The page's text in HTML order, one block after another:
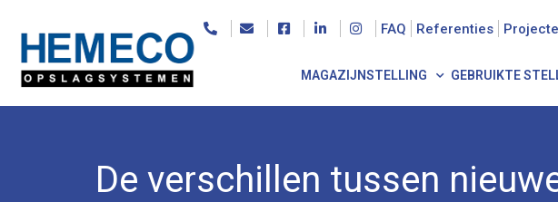
FAQ Referenties
MAGAZIJNSTELLING GEBRUIKTE
De verschillen tussen